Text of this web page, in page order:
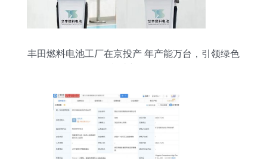
丰田燃料电池工厂在京投产 年产能万台，引领绿色